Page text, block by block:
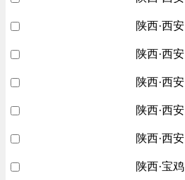
陕西·西安
陕西·西安
陕西·西安
陕西·西安
陕西·西安
陕西·宝鸡